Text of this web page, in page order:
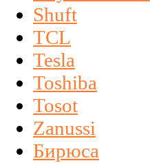
Shuft
TCL
Tesla
Toshiba
Tosot
Zanussi
Бирюса